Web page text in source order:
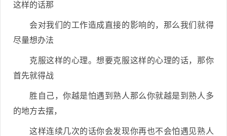
这样的话那
会对我们的工作造成直接的影响的，那么我们就得
尽量想办法
克服这样的心理。想要克服这样的心理的话，那你
首先就得战
胜自己，你越是怕遇到熟人那么你就越是到熟人多
的地方去摆，
这样连续几次的话你会发现你再也不会怕遇见熟人